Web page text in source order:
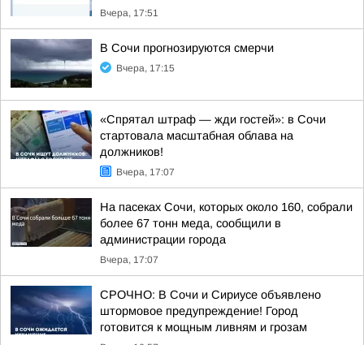
Вчера, 17:51
В Сочи прогнозируются смерчи
Вчера, 17:15
«Спрятал штраф — жди гостей»: в Сочи
стартовала масштабная облава на
должников!
Вчера, 17:07
На пасеках Сочи, которых около 160, собрали
более 67 тонн меда, сообщили в
администрации города
Вчера, 17:07
СРОЧНО: В Сочи и Сириусе объявлено
штормовое предупреждение! Город
готовится к мощным ливням и грозам